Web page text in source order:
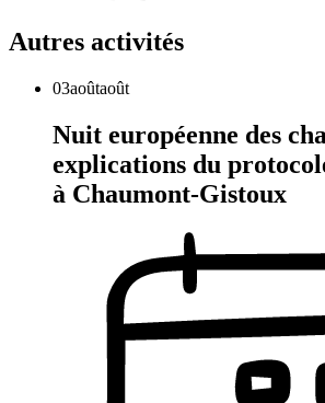
Autres activités
03aoûtaoût
Nuit européenne des
explications du
à Chaumont-Gistoux